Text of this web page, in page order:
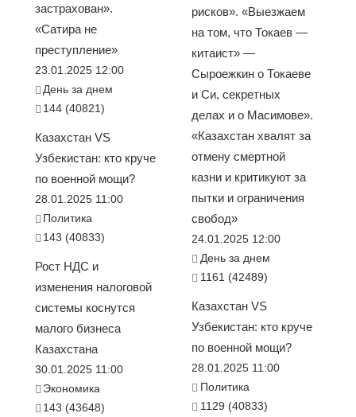
застрахован».
«Сатира не
преступление»
23.01.2025 12:00
День за днем
144 (40821)
Казахстан VS
Узбекистан: кто круче
по военной мощи?
28.01.2025 11:00
Политика
143 (40833)
Рост НДС и
изменения налоговой
системы коснутся
малого бизнеса
Казахстана
30.01.2025 11:00
Экономика
143 (43648)
рисков». «Выезжаем
на том, что Токаев —
китаист» —
Сыроежкин о Токаеве
и Си, секретных
делах и о Масимове».
«Казахстан хвалят за
отмену смертной
казни и критикуют за
пытки и ограничения
свобод»
24.01.2025 12:00
День за днем
1161 (42489)
Казахстан VS
Узбекистан: кто круче
по военной мощи?
28.01.2025 11:00
Политика
1129 (40833)